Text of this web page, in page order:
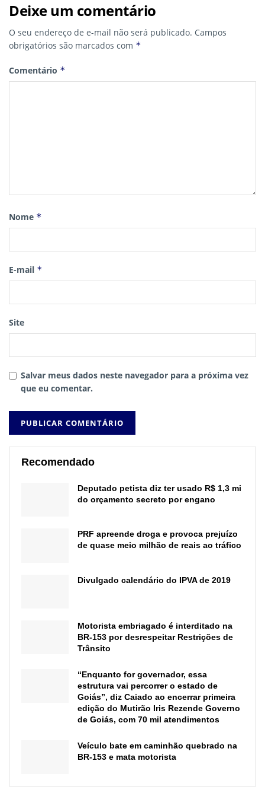
Deixe um comentário
O seu endereço de e-mail não será publicado. Campos
obrigatórios são marcados com *
Comentário *
Nome *
E-mail *
Site
Salvar meus dados neste navegador para a próxima vez
que eu comentar.
Recomendado
Deputado petista diz ter usado R$ 1,3 mi
do orçamento secreto por engano
PRF apreende droga e provoca prejuízo
de quase meio milhão de reais ao tráfico
Divulgado calendário do IPVA de 2019
Motorista embriagado é interditado na
BR-153 por desrespeitar Restrições de
Trânsito
“Enquanto for governador, essa
estrutura vai percorrer o estado de
Goiás”, diz Caiado ao encerrar primeira
edição do Mutirão Iris Rezende Governo
de Goiás, com 70 mil atendimentos
Veículo bate em caminhão quebrado na
BR-153 e mata motorista